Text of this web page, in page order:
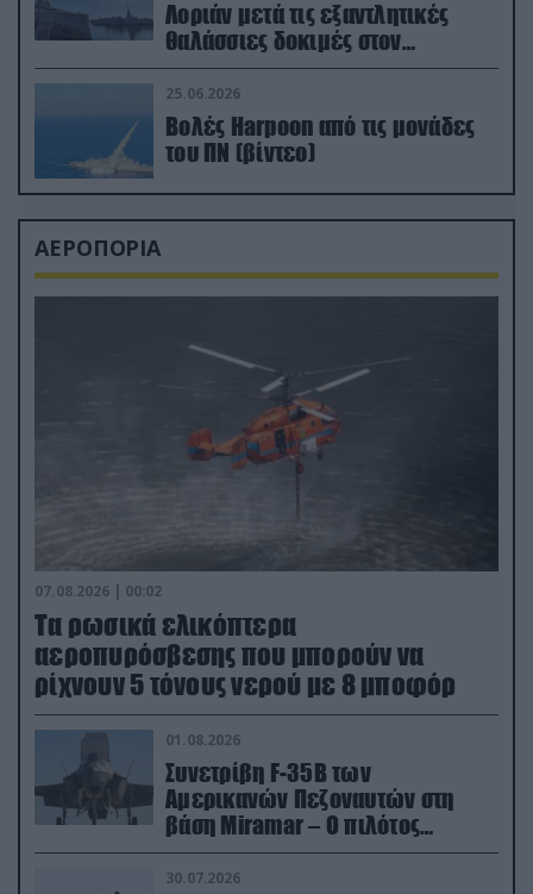
Λοριάν μετά τις εξαντλητικές
θαλάσσιες δοκιμές στον
απαιτητικό Βισκαϊκό
25.06.2026
Βολές Harpoon από τις μονάδες
του ΠΝ (βίντεο)
ΑΕΡΟΠΟΡΙΑ
07.08.2026 | 00:02
Τα ρωσικά ελικόπτερα
αεροπυρόσβεσης που μπορούν να
ρίχνουν 5 τόνους νερού με 8 μποφόρ
01.08.2026
Συνετρίβη F-35B των
Αμερικανών Πεζοναυτών στη
βάση Miramar – Ο πιλότος
εκτινάχθηκε εγκαίρως
30.07.2026